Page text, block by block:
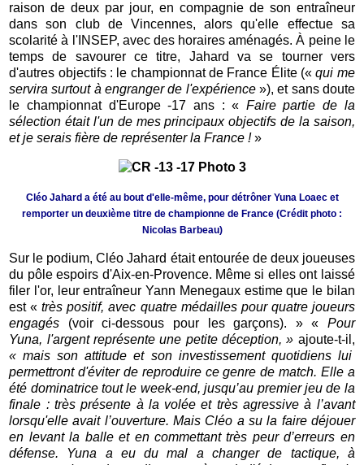
raison de deux par jour, en compagnie de son entraîneur
dans son club de Vincennes, alors qu'elle effectue sa
scolarité à l'INSEP, avec des horaires aménagés. À peine le
temps de savourer ce titre, Jahard va se tourner vers
d'autres objectifs : le championnat de France Élite («qui me
servira surtout à engranger de l'expérience »), et sans doute
le championnat d'Europe -17 ans : « Faire partie de la
sélection était l'un de mes principaux objectifs de la saison,
et je serais fière de représenter la France !»
Cléo Jahard a été au bout d'elle-même, pour détrôner Yuna Loaec et
remporter un deuxième titre de championne de France (Crédit photo :
Nicolas Barbeau)
Sur le podium, Cléo Jahard était entourée de deux joueuses
du pôle espoirs d'Aix-en-Provence. Même si elles ont laissé
filer l'or, leur entraîneur Yann Menegaux estime que le bilan
est «très positif, avec quatre médailles pour quatre joueurs
engagés (voir ci-dessous pour les garçons). » « Pour
Yuna, l'argent représente une petite déception, » ajoute-t-il,
« mais son attitude et son investissement quotidiens lui
permettront d'éviter de reproduire ce genre de match. Elle a
été dominatrice tout le week-end, jusqu’au premier jeu de la
finale : très présente à la volée et très agressive à l’avant
lorsqu'elle avait l’ouverture. Mais Cléo a su la faire déjouer
en levant la balle et en commettant très peur d’erreurs en
défense. Yuna a eu du mal a changer de tactique, à